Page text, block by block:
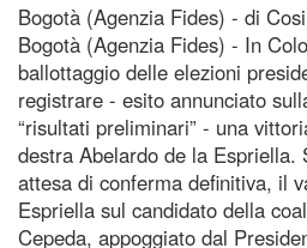
Bogotà (Agenzia Fides) - di
Bogotà (Agenzia Fides) - In
ballottaggio delle elezioni
registrare - esito annunciato
“risultati preliminari” - una
destra Abelardo de la Espriella.
attesa di conferma definitiva, il
Espriella sul candidato della
Cepeda, appoggiato dal